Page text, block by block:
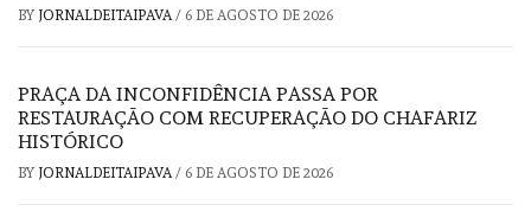
BY JORNALDEITAIPAVA/ 6 DE AGOSTO DE 2026
PRAÇA DA INCONFIDÊNCIA PASSA POR
RESTAURAÇÃO COM RECUPERAÇÃO DO CHAFARIZ
HISTÓRICO
BY JORNALDEITAIPAVA/ 6 DE AGOSTO DE 2026